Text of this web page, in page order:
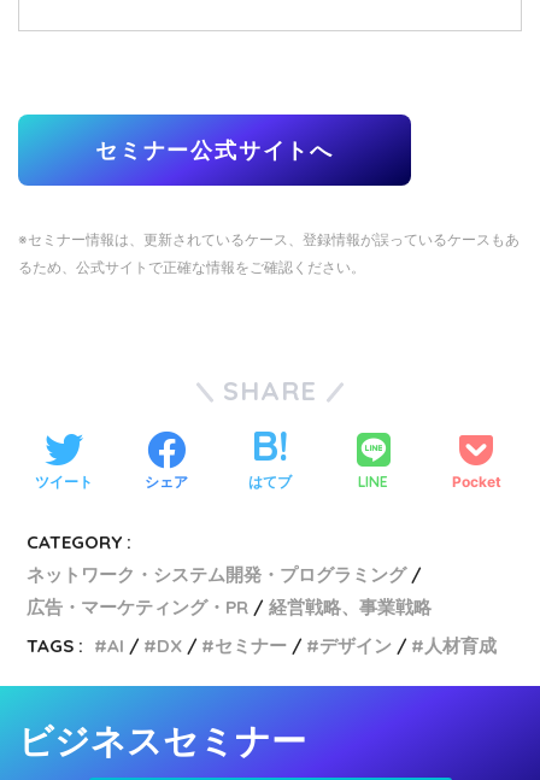
セミナー公式サイトへ
※セミナー情報は、更新されているケース、登録情報が誤っているケースもあ
るため、公式サイトで正確な情報をご確認ください。
SHARE
ツイート シェア はてブ LINE Pocket
CATEGORY :
ネットワーク・システム開発・プログラミング
広告・マーケティング・PR
経営戦略、事業戦略
TAGS :
AI DX セミナー デザイン 人材育成
ビジネスセミナー